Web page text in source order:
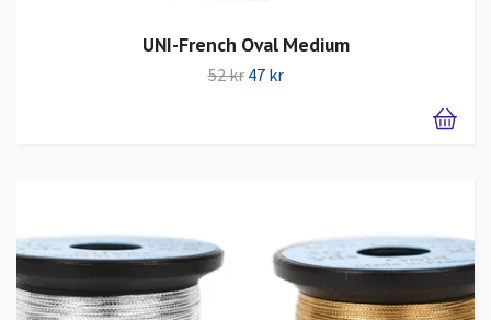
UNI-French Oval Medium
52 kr 47 kr